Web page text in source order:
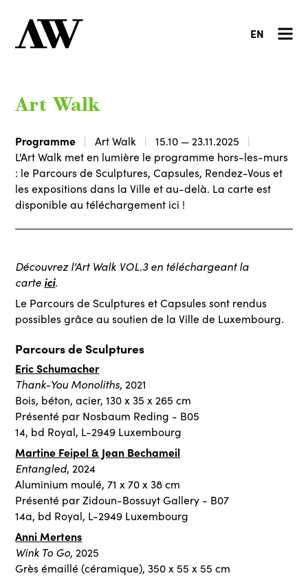
EN
Art Walk
Programme Art Walk
15.10 — 23.11.2025
L'Art Walk met en lumière le programme hors-les-murs
: le Parcours de Sculptures, Capsules, Rendez-Vous et
les expositions dans la Ville et au-delà. La carte est
disponible au téléchargement ici !
Découvrez l'Art Walk VOL.3 en téléchargeant la
carte ici.
Le Parcours de Sculptures et Capsules sont rendus
possibles grâce au soutien de la Ville de Luxembourg.
Parcours de Sculptures
Eric Schumacher
Thank-You Monoliths, 2021
Bois, béton, acier, 130 x 35 x 265 cm
Présenté par Nosbaum Reding - B05
14, bd Royal, L-2949 Luxembourg
Martine Feipel & Jean Bechameil
Entangled, 2024
Aluminium moulé, 71 x 70 x 38 cm
Présenté par Zidoun-Bossuyt Gallery - B07
14a, bd Royal, L-2949 Luxembourg
Anni Mertens
Wink To Go, 2025
Grès émaillé (céramique), 350 x 55 x 55 cm